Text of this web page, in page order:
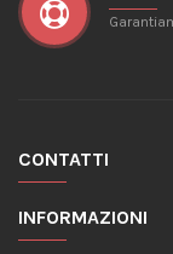
CONTATTI
INFORMAZIONI